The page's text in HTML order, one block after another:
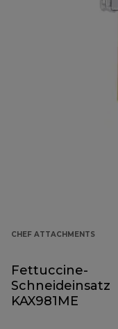
CHEF ATTACHMENTS
Fettuccine-
Schneideinsatz
KAX981ME